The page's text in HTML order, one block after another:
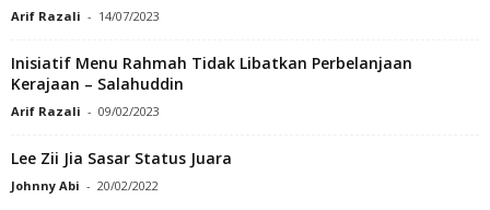
Arif Razali - 14/07/2023
Inisiatif Menu Rahmah Tidak Libatkan Perbelanjaan
Kerajaan – Salahuddin
Arif Razali - 09/02/2023
Lee Zii Jia Sasar Status Juara
Johnny Abi - 20/02/2022